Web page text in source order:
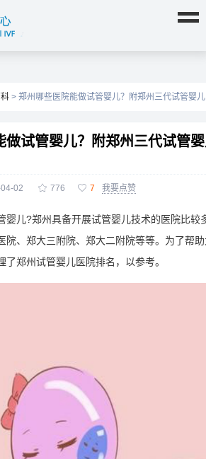
> 郑州哪些医院能做试管婴儿？附郑州三代试管婴
做试管婴儿？附郑州三代试管
02  776  7 我要点赞
婴儿?郑州具备开展试管婴儿技术的医院比较
院、郑大三附院、郑大二附院等等。为了帮
了郑州试管婴儿医院排名，以参考。